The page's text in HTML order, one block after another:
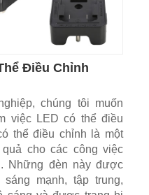
Điều Chỉnh
chúng tôi muốn
việc LED có thể điều
thể điều chỉnh là một
cho các công việc
Những đèn này được
mạnh, tập trung,